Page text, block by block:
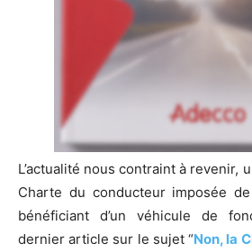
L’actualité nous contraint à revenir,
Charte du conducteur imposée
bénéficiant d’un véhicule de
dernier article sur le sujet “Non, la